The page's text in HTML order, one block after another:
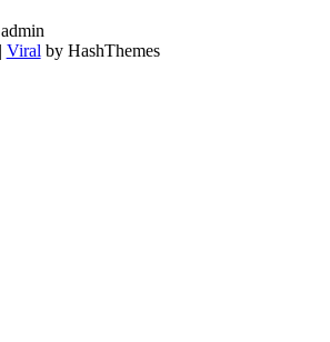
admin
Viral by HashThemes